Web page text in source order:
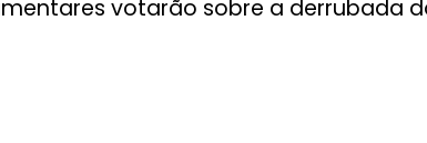
votarão sobre a derrubada